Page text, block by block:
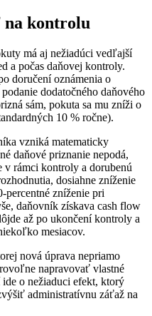
na kontrolu
má aj nežiadúci vedľajší
a počas daňovej kontroly.
doručení oznámenia o
dodatočného daňového
sám, pokuta sa mu zníži o
10 % ročne).
vzniká matematicky
daňové priznanie nepodá,
v rámci kontroly a dorubenú
dosiahne zníženie
zníženie pri
daňovník získava cash flow
až po ukončení kontroly a
mesiacov.
nová úprava nepriamo
napravovať vlastné
o nežiaduci efekt, ktorý
administratívnu záťaž na